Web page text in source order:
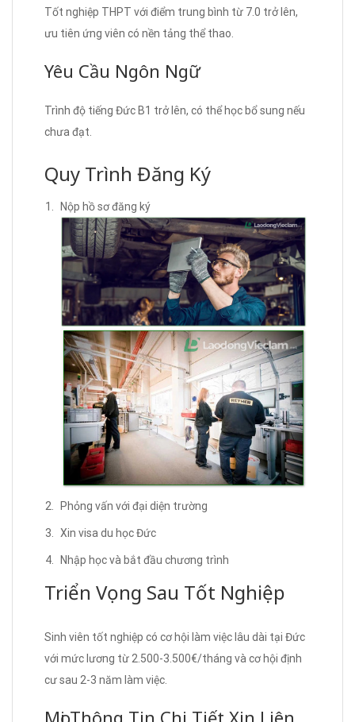
Tốt nghiệp THPT với điểm trung bình từ 7.0 trở lên,
ưu tiên ứng viên có nền tảng thể thao.
Yêu Cầu Ngôn Ngữ
Trình độ tiếng Đức B1 trở lên, có thể học bổ sung nếu
chưa đạt.
Quy Trình Đăng Ký
Nộp hồ sơ đăng ký
Phỏng vấn với đại diện trường
Xin visa du học Đức
Nhập học và bắt đầu chương trình
Triển Vọng Sau Tốt Nghiệp
Sinh viên tốt nghiệp có cơ hội làm việc lâu dài tại Đức
với mức lương từ 2.500-3.500€/tháng và cơ hội định
cư sau 2-3 năm làm việc.